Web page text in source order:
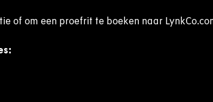
of om een proefrit te boeken naar
s: